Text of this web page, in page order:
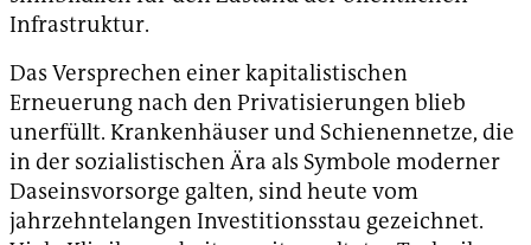
Infrastruktur.
Das Versprechen einer kapitalistischen
Erneuerung nach den Privatisierungen blieb
unerfüllt. Krankenhäuser und Schienennetze, die
in der sozialistischen Ära als Symbole moderner
Daseinsvorsorge galten, sind heute vom
jahrzehntelangen Investitionsstau gezeichnet.